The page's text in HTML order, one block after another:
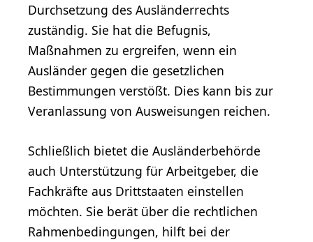
Durchsetzung des Ausländerrechts
zuständig. Sie hat die Befugnis,
Maßnahmen zu ergreifen, wenn ein
Ausländer gegen die gesetzlichen
Bestimmungen verstößt. Dies kann bis zur
Veranlassung von Ausweisungen reichen.
Schließlich bietet die Ausländerbehörde
auch Unterstützung für Arbeitgeber, die
Fachkräfte aus Drittstaaten einstellen
möchten. Sie berät über die rechtlichen
Rahmenbedingungen, hilft bei der